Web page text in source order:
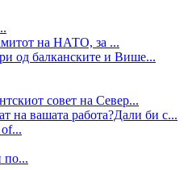
на НАТО, за ...
од балканските и Више...
совет на Север...
на вашата работа?Дали би с...
по...